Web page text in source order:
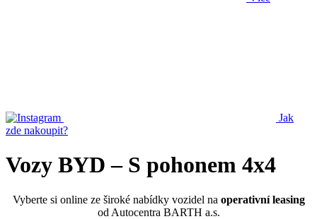
Jak
zde nakoupit?
Vozy BYD – S pohonem 4x4
Vyberte si online ze široké nabídky vozidel na operativní leasing
od Autocentra BARTH a.s.